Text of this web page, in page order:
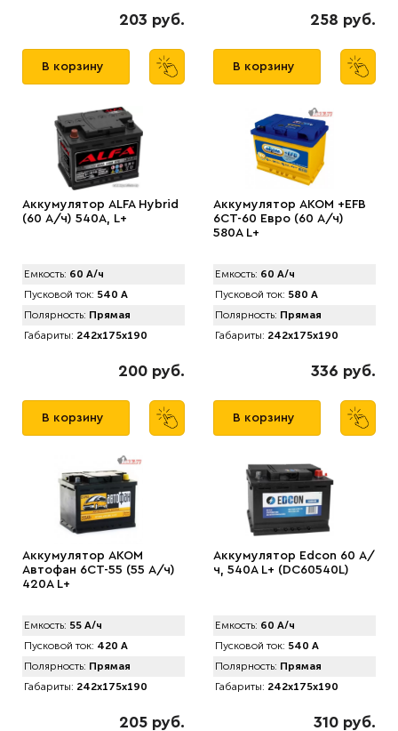
203 руб.
В корзину
258 руб.
В корзину
Аккумулятор ALFA Hybrid
(60 А/ч) 540A, L+
Емкость: 60 А/ч
Пусковой ток: 540 А
Полярность: Прямая
Габариты: 242x175x190
200 руб.
В корзину
Аккумулятор AKOM +EFB
6CT-60 Евро (60 А/ч)
580А L+
Емкость: 60 А/ч
Пусковой ток: 580 А
Полярность: Прямая
Габариты: 242x175x190
336 руб.
В корзину
Аккумулятор AKOM
Автофан 6CT-55 (55 А/ч)
420А L+
Емкость: 55 А/ч
Пусковой ток: 420 А
Полярность: Прямая
Габариты: 242x175x190
205 руб.
Аккумулятор Edcon 60 А/
ч, 540A L+ (DC60540L)
Емкость: 60 А/ч
Пусковой ток: 540 А
Полярность: Прямая
Габариты: 242x175x190
310 руб.